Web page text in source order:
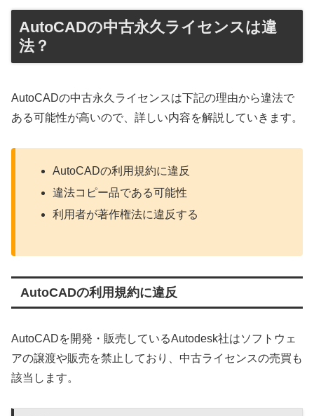
AutoCADの中古永久ライセンスは違
法？
AutoCADの中古永久ライセンスは下記の理由から違法で
ある可能性が高いので、詳しい内容を解説していきます。
AutoCADの利用規約に違反
違法コピー品である可能性
利用者が著作権法に違反する
AutoCADの利用規約に違反
AutoCADを開発・販売しているAutodesk社はソフトウェ
アの譲渡や販売を禁止しており、中古ライセンスの売買も
該当します。